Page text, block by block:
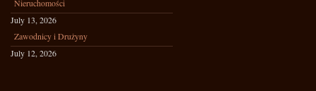
Nieruchomości
July 13, 2026
Zawodnicy i Drużyny
July 12, 2026